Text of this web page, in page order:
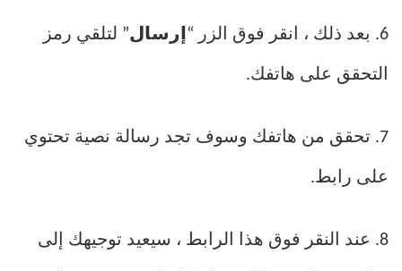
6. بعد ذلك ، انقر فوق الزر “ إرسال” لتلقي رمز
التحقق على هاتفك.
7. تحقق من هاتفك وسوف تجد رسالة نصية تحتوي
على رابط.
8. عند النقر فوق هذا الرابط ، سيعيد توجيهك إلى